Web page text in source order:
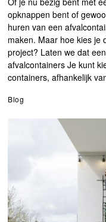
opknappen bent of
huren van een
maken. Maar hoe kies je
project? Laten we dat
afvalcontainers Je kunt
containers, afhankelijk
Blog